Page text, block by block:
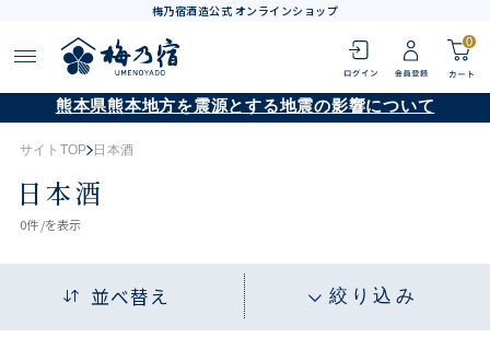
梅乃宿酒造公式 オンラインショップ
0
熊本県熊本地方を震源とする地震の影響について
サイトTOP 日本酒
日本酒
0件 /を表示
並べ替え 絞り込み